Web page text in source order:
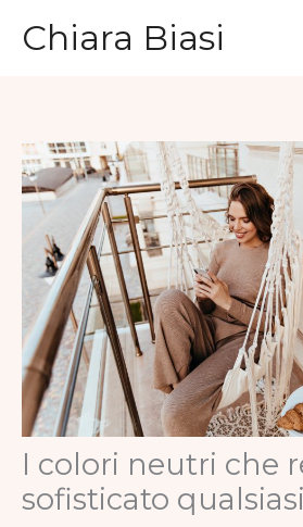
Chiara Biasi
I colori neutri che
sofisticato